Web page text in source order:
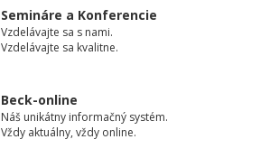
Semináre a Konferencie
Vzdelávajte sa s nami.
Vzdelávajte sa kvalitne.
Beck-online
Náš unikátny informačný systém.
Vždy aktuálny, vždy online.